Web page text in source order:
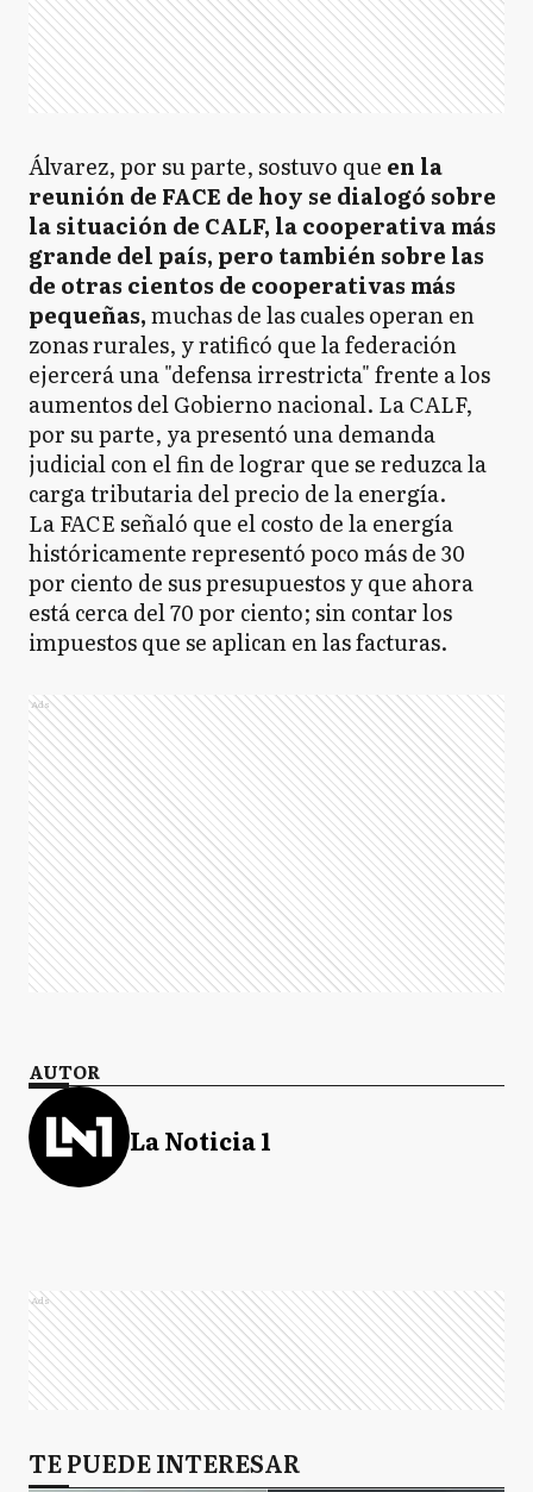
Álvarez, por su parte, sostuvo que en la
reunión de FACE de hoy se dialogó sobre
la situación de CALF, la cooperativa más
grande del país, pero también sobre las
de otras cientos de cooperativas más
pequeñas,muchas de las cuales operan en
zonas rurales, y ratificó que la federación
ejercerá una "defensa irrestricta" frente a los
aumentos del Gobierno nacional. La CALF,
por su parte, ya presentó una demanda
judicial con el fin de lograr que se reduzca la
carga tributaria del precio de la energía.
La FACE señaló que el costo de la energía
históricamente representó poco más de 30
por ciento de sus presupuestos y que ahora
está cerca del 70 por ciento; sin contar los
impuestos que se aplican en las facturas.
Ads
AUTOR
La Noticia 1
Ads
TE PUEDE INTERESAR